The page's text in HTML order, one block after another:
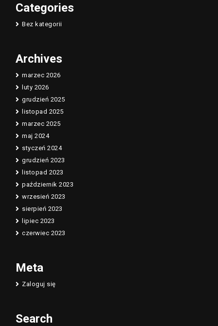
Categories
Bez kategorii
Archives
marzec 2026
luty 2026
grudzień 2025
listopad 2025
marzec 2025
maj 2024
styczeń 2024
grudzień 2023
listopad 2023
październik 2023
wrzesień 2023
sierpień 2023
lipiec 2023
czerwiec 2023
Meta
Zaloguj się
Search